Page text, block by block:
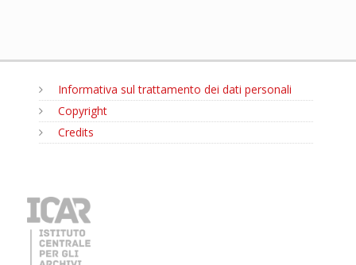
Informativa sul trattamento dei dati personali
Copyright
Credits